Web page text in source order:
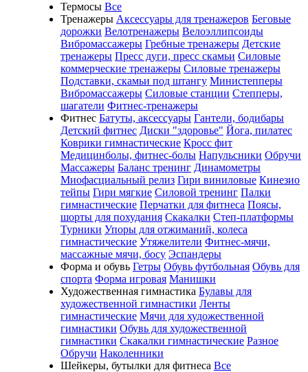
Термосы Все
Тренажеры Аксессуары для тренажеров Беговые
дорожки Велотренажеры Велоэллипсоиды
Вибромассажеры Гребные тренажеры Детские
тренажеры Пресс дуги, пресс скамьи Силовые
коммерческие тренажеры Силовые тренажеры
Подставки, скамьи под штангу Министепперы
Вибромассажеры Силовые станции Степперы,
шагатели Фитнес-тренажеры
Фитнес Батуты, аксессуары Гантели, бодибары
Детский фитнес Диски "здоровье" Йога, пилатес
Коврики гимнастические Кросс фит
Медицинболы, фитнес-болы Напульсники Обручи
Массажеры Баланс тренинг Динамометры
Миофасциальный релиз Гири виниловые Кинезио
тейпы Гири мягкие Силовой тренинг Палки
гимнастические Перчатки для фитнеса Поясы,
шорты для похудания Скакалки Степ-платформы
Турники Упоры для отжиманий, колеса
гимнастические Утяжелители Фитнес-мячи,
массажные мячи, босу Эспандеры
Форма и обувь Гетры Обувь футбольная Обувь для
спорта Форма игровая Манишки
Художественная гимнастика Булавы для
художественной гимнастики Ленты
гимнастические Мячи для художественной
гимнастики Обувь для художественной
гимнастики Скакалки гимнастические Разное
Обручи Наколенники
Шейкеры, бутылки для фитнеса Все